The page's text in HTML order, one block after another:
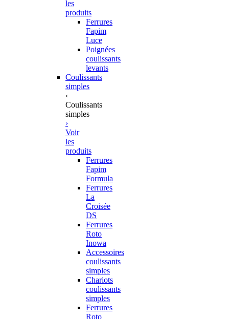
les
produits
Ferrures
Fapim
Luce
Poignées
coulissants
levants
Coulissants
simples
‹
Coulissants
simples
›
Voir
les
produits
Ferrures
Fapim
Formula
Ferrures
La
Croisée
DS
Ferrures
Roto
Inowa
Accessoires
coulissants
simples
Chariots
coulissants
simples
Ferrures
Roto